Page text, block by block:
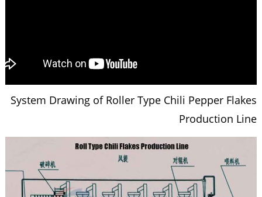
System Drawing of Roller Type Chili Pepper Flakes
Production Line